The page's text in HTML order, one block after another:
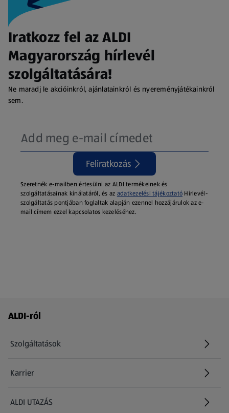
Iratkozz fel az ALDI
Magyarország hírlevél
szolgáltatására!
Ne maradj le akcióinkról, ajánlatainkról és nyereményjátékainkról
sem.
Feliratkozás
Szeretnék e-mailben értesülni az ALDI termékeinek és
szolgáltatásainak kínálatáról, és az adatkezelési tájékoztató Hírlevél-
szolgáltatás pontjában foglaltak alapján ezennel hozzájárulok az e-
mail címem ezzel kapcsolatos kezeléséhez.
Láblécmenü - további linkek
ALDI-ról
Szolgáltatások
Karrier
(új oldalon nyílik meg)
ALDI UTAZÁS
(új oldalon nyílik meg)